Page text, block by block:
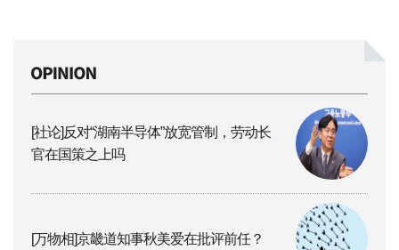
[社论]反对“湖南半导体”放宽管制，劳动长
官在国策之上吗
[万物相]京畿道知事秋美爱在批评前任？